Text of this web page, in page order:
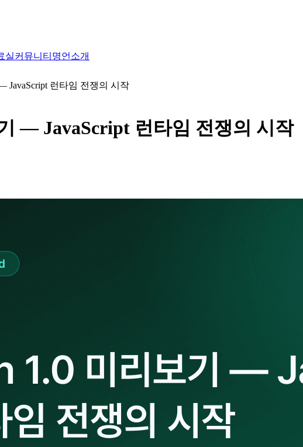
실커뮤니티 명언 소개
JavaScript 런타임 전쟁의 시작
— JavaScript 런타임 전쟁의 시작